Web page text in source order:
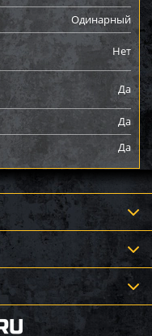
Одинарный
Нет
Да
Да
Да